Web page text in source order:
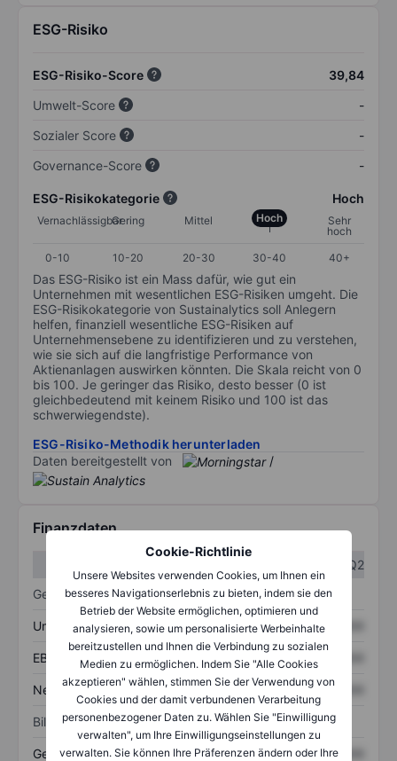
Cookie-Richtlinie
Unsere Websites verwenden Cookies, um Ihnen ein
besseres Navigationserlebnis zu bieten, indem sie den
Betrieb der Website ermöglichen, optimieren und
analysieren, sowie um personalisierte Werbeinhalte
bereitzustellen und Ihnen die Verbindung zu sozialen
Medien zu ermöglichen. Indem Sie "Alle Cookies
akzeptieren" wählen, stimmen Sie der Verwendung von
Cookies und der damit verbundenen Verarbeitung
personenbezogener Daten zu. Wählen Sie "Einwilligung
verwalten", um Ihre Einwilligungseinstellungen zu
verwalten. Sie können Ihre Präferenzen ändern oder Ihre
ESG-Risiko
ESG-Risiko-Score
39,84
Umwelt-Score
-
Sozialer Score
-
Governance-Score
-
ESG-Risikokategorie Hoch
VernachlässigbarGering Mittel Hoch
Sehr
hoch
0-10
10-20 20-30 30-40 40+
Das ESG-Risiko ist ein Mass dafür, wie gut ein
Unternehmen mit wesentlichen ESG-Risiken umgeht. Die
ESG-Risikokategorie von Sustainalytics soll Anlegern
helfen, finanziell wesentliche ESG-Risiken auf
Unternehmensebene zu identifizieren und zu verstehen,
wie sie sich auf die langfristige Performance von
Aktienanlagen auswirken könnten. Die Skala reicht von 0
bis 100. Je geringer das Risiko, desto besser (0 ist
gleichbedeutend mit keinem Risiko und 100 ist das
schwerwiegendste).
ESG-Risiko-Methodik herunterladen
Daten bereitgestellt von
/
Finanzdaten
Q2
Gewinn- und Verlustrechnung
Umsatz XXXXXXX XXXXXXX
EBITDA XXXXXXX
Nettoeinkommen XXXXXXX XXXXXXX
Bilanz
Gesamtvermögen XXXXXXX XXXXXXX